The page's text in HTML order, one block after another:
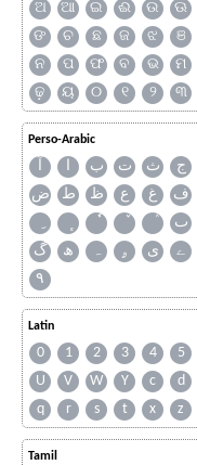
ଅ ଆ ଇ ଈ ଉ ଊ
ଙ
ଚ ଛ ଜ ଝ ଞ
ନ
ପ ଫ ବ ଭ ମ
ଢ଼
ୟ ୦ ୧ ୨ ୩
Perso-Arabic
آ ا ب ت ث ج
ض
ط ظ ع غ ف
ٮ
گ
ھ ہ ۄ ی ے
۹
Latin
0 1 2 3 4 5
U
V W Y c d
q
r s t x z
Tamil